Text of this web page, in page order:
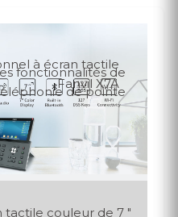
à écran tactile
Fanvil X7A
fonctionnalités de
de pointe
tactile couleur de 7 "